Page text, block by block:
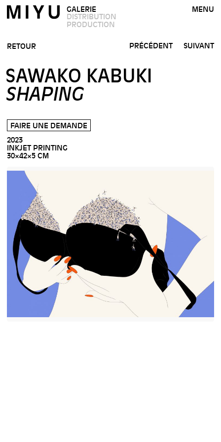
GALERIE
DISTRIBUTION
PRODUCTION
MENU
RETOUR
SAWAKO KABUKI
SHAPING
FAIRE UNE DEMANDE
2023
INKJET PRINTING
30×42×5 CM
PRÉCÉDENT SUIVANT